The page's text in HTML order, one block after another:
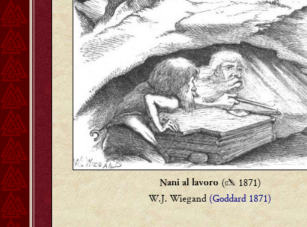
Nani al lavoro (✍ 1871)
W.J. Wiegand (Goddard 1871)